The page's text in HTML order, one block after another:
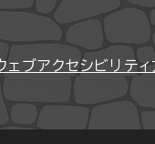
ェブアクセシビリテ